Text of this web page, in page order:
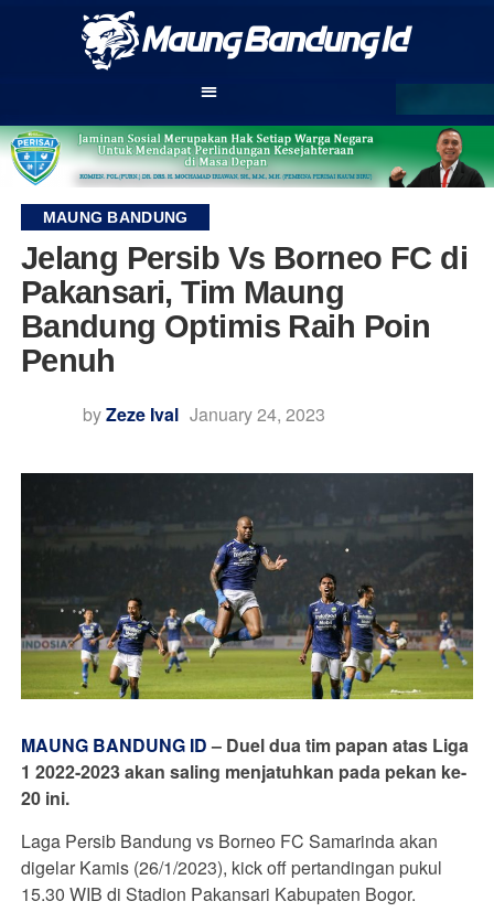
MAUNG BANDUNG
Jelang Persib Vs Borneo FC di
Pakansari, Tim Maung
Bandung Optimis Raih Poin
Penuh
byZeze Ival January 24, 2023
MAUNG BANDUNG ID– Duel dua tim papan atas Liga
1 2022-2023 akan saling menjatuhkan pada pekan ke-
20 ini.
Laga Persib Bandung vs Borneo FC Samarinda akan
digelar Kamis (26/1/2023), kick off pertandingan pukul
15.30 WIB di Stadion Pakansari Kabupaten Bogor.